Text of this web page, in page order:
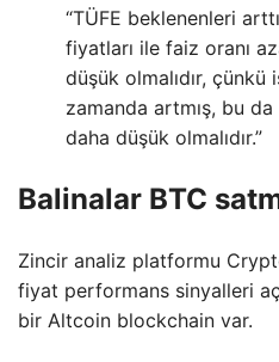
“TÜFE beklenenleri
fiyatları ile faiz oranı
düşük olmalıdır, çünkü
zamanda artmış, bu
daha düşük olmalıdır.”
Balinalar BTC
Zincir analiz platformu
fiyat performans sinyalleri
bir Altcoin blockchain var.